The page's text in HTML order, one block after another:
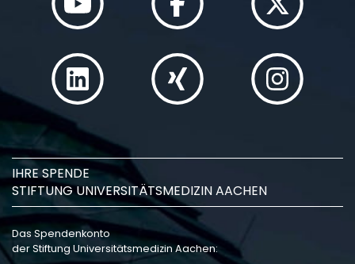
IHRE SPENDE
STIFTUNG UNIVERSITÄTSMEDIZIN AACHEN
Das Spendenkonto
der Stiftung Universitätsmedizin Aachen: